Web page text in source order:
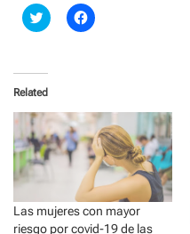
C
l
t
o
s
r
e
o
n
i
t
t
C
l
a
r
e
o
n
F
a
c
e
b
Related
Las mujeres con mayor
riesgo por covid-19 de las